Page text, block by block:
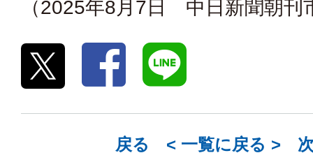
（2025年8月7日 中日新聞朝刊
戻る < 一覧に戻る >